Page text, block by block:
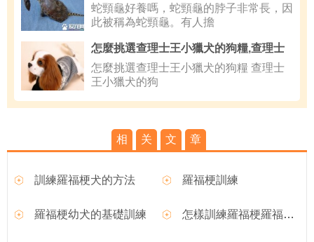
蛇頸龜好養嗎，蛇頸龜的脖子非常長，因
此被稱為蛇頸龜。有人擔
怎麼挑選查理士王小獵犬的狗糧,查理士
怎麼挑選查理士王小獵犬的狗糧 查理士
王小獵犬的狗
相 关 文 章
訓練羅福梗犬的方法 羅福梗訓練
羅福梗幼犬的基礎訓練 怎樣訓練羅福梗羅福梗犬